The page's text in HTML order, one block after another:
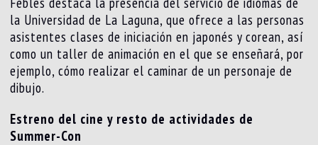
la Universidad de La Laguna, que ofrece a las personas
asistentes clases de iniciación en japonés y corean, así
como un taller de animación en el que se enseñará, por
ejemplo, cómo realizar el caminar de un personaje de
dibujo.
Estreno del cine y resto de actividades de
Summer-Con